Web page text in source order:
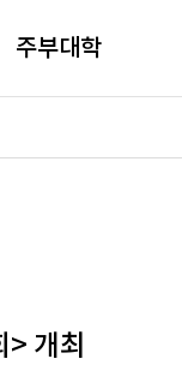
주부대학
개최